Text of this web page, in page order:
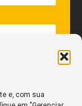
e, com sua